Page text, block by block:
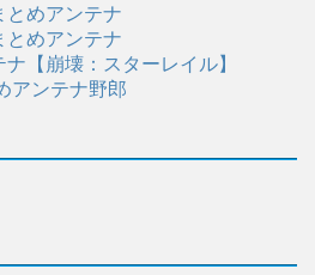
とめアンテナ
とめアンテナ
【崩壊：スターレイル】
アンテナ野郎